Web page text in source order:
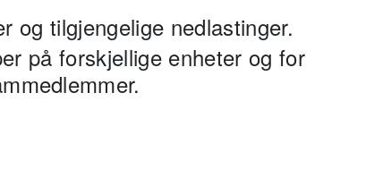
og tilgjengelige nedlastinger.
på forskjellige enheter og for